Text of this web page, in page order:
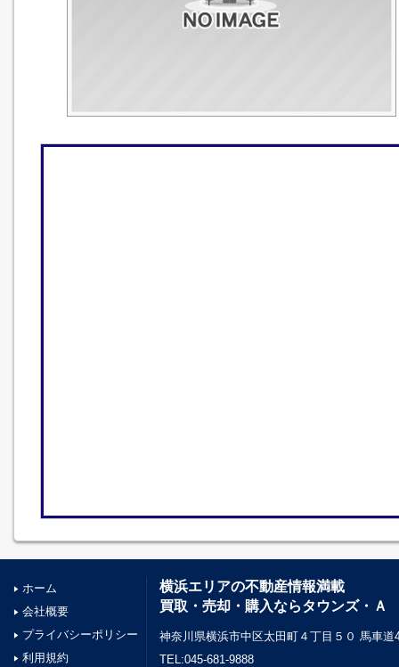
ホーム
会社概要
プライバシーポリシー
利用規約
横浜エリアの不動産情報満載
買取・売却・購入ならタウンズ・Ａ
神奈川県横浜市中区太田町４丁目５０ 馬車道
TEL:045-681-9888